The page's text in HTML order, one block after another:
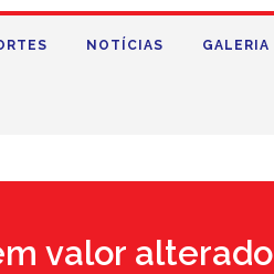
NOTÍCIAS GALERIA
valor alterado